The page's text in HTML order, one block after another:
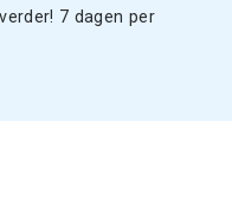
7 dagen per